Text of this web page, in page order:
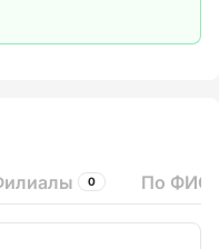
0 По ФИО